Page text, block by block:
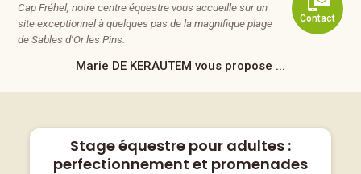
Contact
Cap Fréhel, notre centre équestre vous accueille sur un
site exceptionnel à quelques pas de la magnifique plage
de Sables d’Or les Pins.
Marie DE KERAUTEM vous propose ...
Stage équestre pour adultes :
perfectionnement et promenades